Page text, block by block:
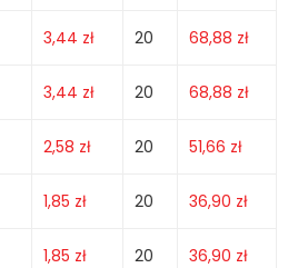
3,44 zł 20 68,88 zł
3,44 zł 20 68,88 zł
2,58 zł 20 51,66 zł
1,85 zł 20 36,90 zł
1,85 zł 20 36,90 zł